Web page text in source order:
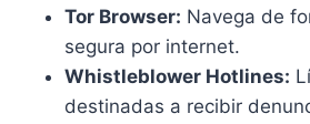
Tor Browser: Navega de
segura por internet.
Whistleblower Hotlines:
destinadas a recibir